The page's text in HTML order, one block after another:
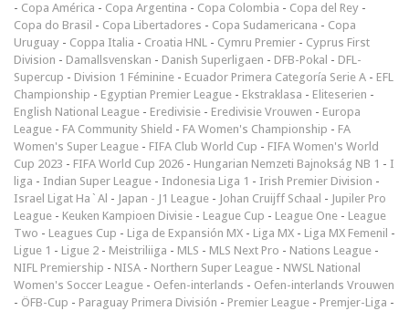
- Copa América - Copa Argentina - Copa Colombia - Copa del Rey -
Copa do Brasil - Copa Libertadores - Copa Sudamericana - Copa
Uruguay - Coppa Italia - Croatia HNL - Cymru Premier - Cyprus First
Division - Damallsvenskan - Danish Superligaen - DFB-Pokal - DFL-
Supercup - Division 1 Féminine - Ecuador Primera Categoría Serie A - EFL
Championship - Egyptian Premier League - Ekstraklasa - Eliteserien -
English National League - Eredivisie - Eredivisie Vrouwen - Europa
League - FA Community Shield - FA Women's Championship - FA
Women's Super League - FIFA Club World Cup - FIFA Women's World
Cup 2023 - FIFA World Cup 2026 - Hungarian Nemzeti Bajnokság NB 1 - I
liga - Indian Super League - Indonesia Liga 1 - Irish Premier Division -
Israel Ligat Ha`Al - Japan - J1 League - Johan Cruijff Schaal - Jupiler Pro
League - Keuken Kampioen Divisie - League Cup - League One - League
Two - Leagues Cup - Liga de Expansión MX - Liga MX - Liga MX Femenil -
Ligue 1 - Ligue 2 - Meistriliiga - MLS - MLS Next Pro - Nations League -
NIFL Premiership - NISA - Northern Super League - NWSL National
Women's Soccer League - Oefen-interlands - Oefen-interlands Vrouwen
- ÖFB-Cup - Paraguay Primera División - Premier League - Premjer-Liga -